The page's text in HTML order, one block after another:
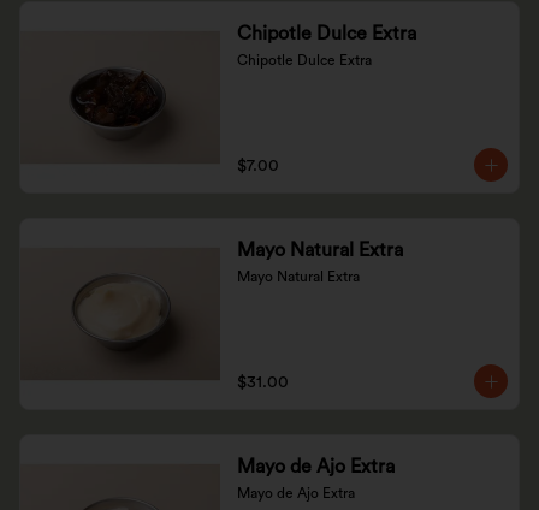
Chipotle Dulce Extra
Chipotle Dulce Extra
$7.00
Mayo Natural Extra
Mayo Natural Extra
$31.00
Mayo de Ajo Extra
Mayo de Ajo Extra